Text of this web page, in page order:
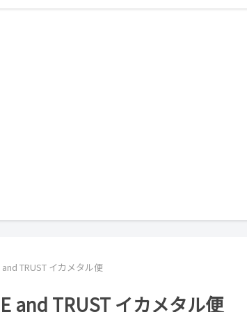
TRUST イカメタル便
and TRUST イカメタル便